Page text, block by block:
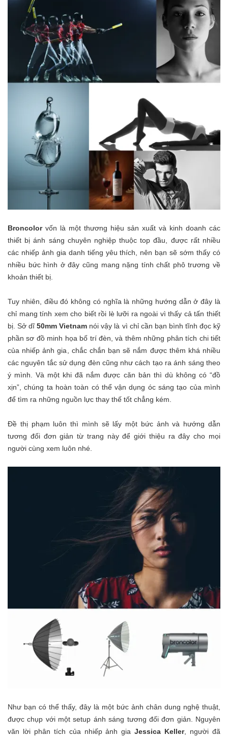
Broncolorvốn là một thương hiệu sản xuất và kinh doanh các
thiết bị ánh sáng chuyên nghiệp thuộc top đầu, được rất nhiều
các nhiếp ảnh gia danh tiếng yêu thích, nên bạn sẽ sớm thấy có
nhiều bức hình ở đây cũng mang nặng tính chất phô trương về
khoản thiết bị.
Tuy nhiên, điều đó không có nghĩa là những hướng dẫn ở đây là
chỉ mang tính xem cho biết rồi lè lưỡi ra ngoài vì thấy cả tấn thiết
bị. Sở dĩ50mm Vietnam nói vậy là vì chỉ cần bạn bình tĩnh đọc kỹ
phần sơ đồ minh họa bố trí đèn, và thêm những phân tích chi tiết
của nhiếp ảnh gia, chắc chắn bạn sẽ nắm được thêm khá nhiều
các nguyên tắc sử dụng đèn cũng như cách tạo ra ánh sáng theo
ý mình. Và một khi đã nắm được căn bản thì dù không có “đồ
xịn”, chúng ta hoàn toàn có thể vận dụng óc sáng tạo của mình
để tìm ra những nguồn lực thay thế tốt chẳng kém.
Đề thị phạm luôn thì mình sẽ lấy một bức ảnh và hướng dẫn
tương đối đơn giản từ trang này để giới thiệu ra đây cho mọi
người cùng xem luôn nhé.
Như bạn có thể thấy, đây là một bức ảnh chân dung nghệ thuật,
được chụp với một setup ánh sáng tương đối đơn giản. Nguyên
văn lời phân tích của nhiếp ảnh giaJessica Keller, người đã